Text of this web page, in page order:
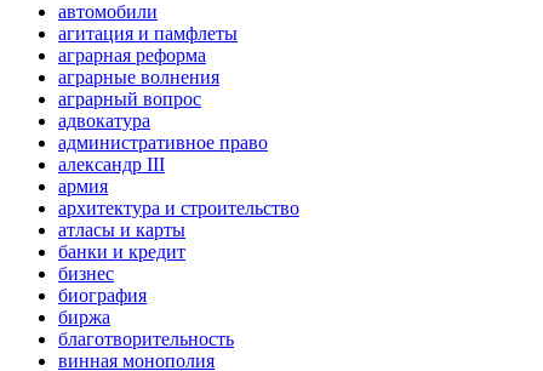
автомобили
агитация и памфлеты
аграрная реформа
аграрные волнения
аграрный вопрос
адвокатура
административное право
александр III
армия
архитектура и строительство
атласы и карты
банки и кредит
бизнес
биография
биржа
благотворительность
винная монополия